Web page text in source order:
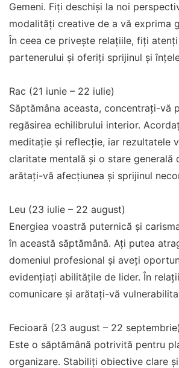
Gemeni. Fiți deschiși la noi
modalități creative de a vă exprima
În ceea ce privește relațiile, fiți
partenerului și oferiți sprijinul și
Rac (21 iunie – 22 iulie)
Săptămâna aceasta, concentrați-vă
regăsirea echilibrului interior.
meditație și reflecție, iar rezultatele
claritate mentală și o stare generală
arătați-vă afecțiunea și sprijinul
Leu (23 iulie – 22 august)
Energiea voastră puternică și
în această săptămână. Ați putea
domeniul profesional și aveți
evidențiați abilitățile de lider. În
comunicare și arătați-vă
Fecioară (23 august – 22 septembrie)
Este o săptămână potrivită pentru
organizare. Stabiliți obiective clare